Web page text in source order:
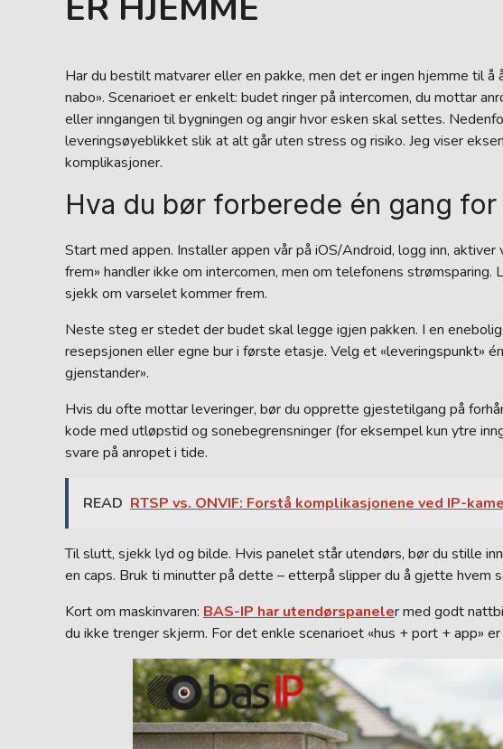
Har du bestilt matvarer eller en pakke, men det er ingen hjemme til
nabo». Scenarioet er enkelt: budet ringer på intercomen, du mottar
eller inngangen til bygningen og angir hvor esken skal settes.
leveringsøyeblikket slik at alt går uten stress og risiko. Jeg viser
komplikasjoner.
Hva du bør forberede én gang
Start med appen. Installer appen vår på iOS/Android, logg inn,
frem» handler ikke om intercomen, men om telefonens
sjekk om varselet kommer frem.
Neste steg er stedet der budet skal legge igjen pakken. I en
resepsjonen eller egne bur i første etasje. Velg et «leveringspunkt»
gjenstander».
Hvis du ofte mottar leveringer, bør du opprette gjestetilgang på
kode med utløpstid og sonebegrensninger (for eksempel kun ytre
svare på anropet i tide.
READ RTSP vs. ONVIF: Forstå komplikasjonene ved IP-
Til slutt, sjekk lyd og bilde. Hvis panelet står utendørs, bør du stille
en caps. Bruk ti minutter på dette – etterpå slipper du å gjette hvem
Kort om maskinvaren: BAS-IP har utendørspaneler med godt
du ikke trenger skjerm. For det enkle scenarioet «hus + port + app»